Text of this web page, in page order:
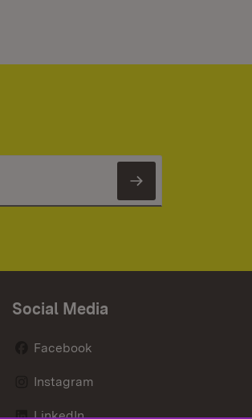
Newsletter
Social Media
Facebook
Instagram
LinkedIn